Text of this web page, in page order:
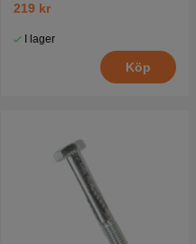
219 kr
I lager
Köp